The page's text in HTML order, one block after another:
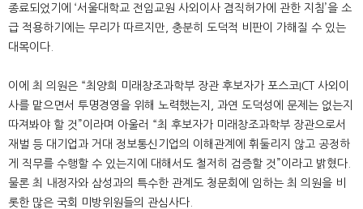
종료되었기에 ‘서울대학교 전임교원 사외이사 겸직허가에 관한 지침’을 소
급 적용하기에는 무리가 따르지만, 충분히 도덕적 비판이 가해질 수 있는
대목이다.
이에 최 의원은 “최양희 미래창조과학부 장관 후보자가 포스코ICT 사외이
사를 맡으면서 투명경영을 위해 노력했는지, 과연 도덕성에 문제는 없는지
따져봐야 할 것”이라며 아울러 “최 후보자가 미래창조과학부 장관으로서
재벌 등 대기업과 거대 정보통신기업의 이해관계에 휘둘리지 않고 공정하
게 직무를 수행할 수 있는지에 대해서도 철저히 검증할 것”이라고 밝혔다.
물론 최 내정자와 삼성과의 특수한 관계도 청문회에 임하는 최 의원을 비
롯한 많은 국회 미방위원들의 관심사다.